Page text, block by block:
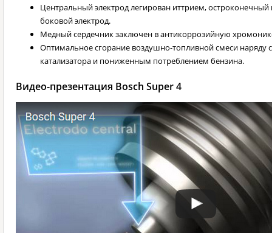
Центральный электрод легирован иттрием,
боковой электрод.
Медный сердечник заключен в антикоррозийную
Оптимальное сгорание воздушно-топливной смеси
катализатора и пониженным потреблением бензина.
Видео-презентация Bosch Super 4